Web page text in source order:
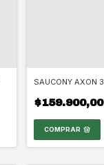
SAUCONY AXON 3
$159.900,00
COMPRAR